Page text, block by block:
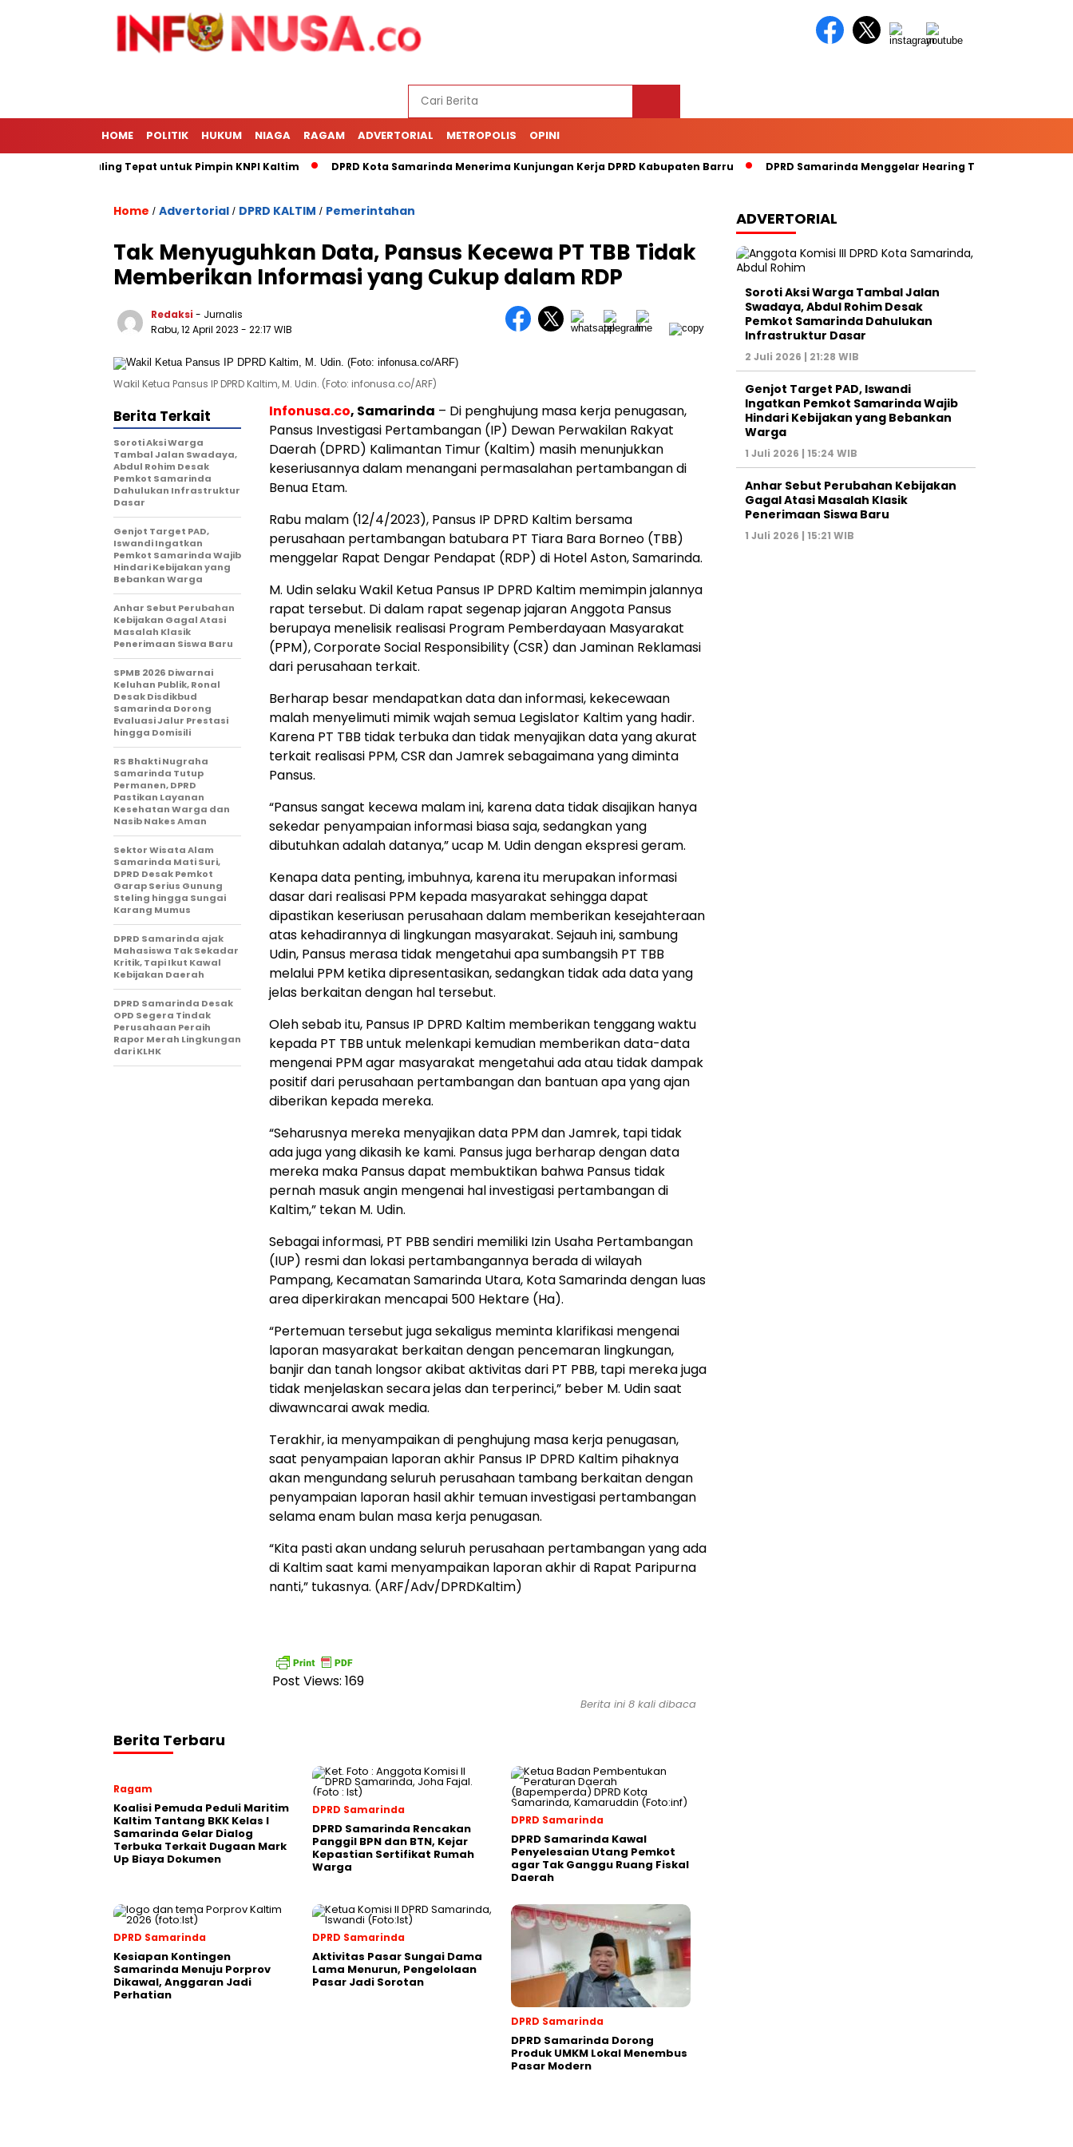
HOME POLITIK HUKUM NIAGA RAGAM ADVERTORIAL METROPOLIS OPINI
Afrizal Paling Tepat untuk Pimpin KNPI Kaltim DPRD Kota Samarinda Menerima Kunjungan Kerja DPRD Kabupaten Barru DPRD Samarinda Menggelar Hearing Terkait Kelangkaan
Home / Advertorial / DPRD KALTIM / Pemerintahan
Tak Menyuguhkan Data, Pansus Kecewa PT TBB Tidak
Memberikan Informasi yang Cukup dalam RDP
Redaksi - Jurnalis
Rabu, 12 April 2023 - 22:17 WIB
Wakil Ketua Pansus IP DPRD Kaltim, M. Udin. (Foto: infonusa.co/ARF)
Infonusa.co, Samarinda – Di penghujung masa kerja penugasan,
Pansus Investigasi Pertambangan (IP) Dewan Perwakilan Rakyat
Daerah (DPRD) Kalimantan Timur (Kaltim) masih menunjukkan
keseriusannya dalam menangani permasalahan pertambangan di
Benua Etam.
Rabu malam (12/4/2023), Pansus IP DPRD Kaltim bersama
perusahaan pertambangan batubara PT Tiara Bara Borneo (TBB)
menggelar Rapat Dengar Pendapat (RDP) di Hotel Aston, Samarinda.
M. Udin selaku Wakil Ketua Pansus IP DPRD Kaltim memimpin jalannya
rapat tersebut. Di dalam rapat segenap jajaran Anggota Pansus
berupaya menelisik realisasi Program Pemberdayaan Masyarakat
(PPM), Corporate Social Responsibility (CSR) dan Jaminan Reklamasi
dari perusahaan terkait.
Berharap besar mendapatkan data dan informasi, kekecewaan
malah menyelimuti mimik wajah semua Legislator Kaltim yang hadir.
Karena PT TBB tidak terbuka dan tidak menyajikan data yang akurat
terkait realisasi PPM, CSR dan Jamrek sebagaimana yang diminta
Pansus.
“Pansus sangat kecewa malam ini, karena data tidak disajikan hanya
sekedar penyampaian informasi biasa saja, sedangkan yang
dibutuhkan adalah datanya,” ucap M. Udin dengan ekspresi geram.
Kenapa data penting, imbuhnya, karena itu merupakan informasi
dasar dari realisasi PPM kepada masyarakat sehingga dapat
dipastikan keseriusan perusahaan dalam memberikan kesejahteraan
atas kehadirannya di lingkungan masyarakat. Sejauh ini, sambung
Udin, Pansus merasa tidak mengetahui apa sumbangsih PT TBB
melalui PPM ketika dipresentasikan, sedangkan tidak ada data yang
jelas berkaitan dengan hal tersebut.
Oleh sebab itu, Pansus IP DPRD Kaltim memberikan tenggang waktu
kepada PT TBB untuk melenkapi kemudian memberikan data-data
mengenai PPM agar masyarakat mengetahui ada atau tidak dampak
positif dari perusahaan pertambangan dan bantuan apa yang ajan
diberikan kepada mereka.
“Seharusnya mereka menyajikan data PPM dan Jamrek, tapi tidak
ada juga yang dikasih ke kami. Pansus juga berharap dengan data
mereka maka Pansus dapat membuktikan bahwa Pansus tidak
pernah masuk angin mengenai hal investigasi pertambangan di
Kaltim,” tekan M. Udin.
Sebagai informasi, PT PBB sendiri memiliki Izin Usaha Pertambangan
(IUP) resmi dan lokasi pertambangannya berada di wilayah
Pampang, Kecamatan Samarinda Utara, Kota Samarinda dengan luas
area diperkirakan mencapai 500 Hektare (Ha).
“Pertemuan tersebut juga sekaligus meminta klarifikasi mengenai
laporan masyarakat berkaitan dengan pencemaran lingkungan,
banjir dan tanah longsor akibat aktivitas dari PT PBB, tapi mereka juga
tidak menjelaskan secara jelas dan terperinci,” beber M. Udin saat
diwawncarai awak media.
Terakhir, ia menyampaikan di penghujung masa kerja penugasan,
saat penyampaian laporan akhir Pansus IP DPRD Kaltim pihaknya
akan mengundang seluruh perusahaan tambang berkaitan dengan
penyampaian laporan hasil akhir temuan investigasi pertambangan
selama enam bulan masa kerja penugasan.
“Kita pasti akan undang seluruh perusahaan pertambangan yang ada
di Kaltim saat kami menyampaikan laporan akhir di Rapat Paripurna
nanti,” tukasnya. (ARF/Adv/DPRDKaltim)
Post Views: 169
Berita Terkait
Soroti Aksi Warga
Tambal Jalan Swadaya,
Abdul Rohim Desak
Pemkot Samarinda
Dahulukan Infrastruktur
Dasar
Genjot Target PAD,
Iswandi Ingatkan
Pemkot Samarinda Wajib
Hindari Kebijakan yang
Bebankan Warga
Anhar Sebut Perubahan
Kebijakan Gagal Atasi
Masalah Klasik
Penerimaan Siswa Baru
SPMB 2026 Diwarnai
Keluhan Publik, Ronal
Desak Disdikbud
Samarinda Dorong
Evaluasi Jalur Prestasi
hingga Domisili
RS Bhakti Nugraha
Samarinda Tutup
Permanen, DPRD
Pastikan Layanan
Kesehatan Warga dan
Nasib Nakes Aman
Sektor Wisata Alam
Samarinda Mati Suri,
DPRD Desak Pemkot
Garap Serius Gunung
Steling hingga Sungai
Karang Mumus
DPRD Samarinda ajak
Mahasiswa Tak Sekadar
Kritik, Tapi Ikut Kawal
Kebijakan Daerah
DPRD Samarinda Desak
OPD Segera Tindak
Perusahaan Peraih
Rapor Merah Lingkungan
dari KLHK
Berita ini 8 kali dibaca
Berita Terbaru
Ragam
Koalisi Pemuda Peduli Maritim
Kaltim Tantang BKK Kelas I
Samarinda Gelar Dialog
Terbuka Terkait Dugaan Mark
Up Biaya Dokumen
DPRD Samarinda
DPRD Samarinda Rencakan
Panggil BPN dan BTN, Kejar
Kepastian Sertifikat Rumah
Warga
DPRD Samarinda
DPRD Samarinda Kawal
Penyelesaian Utang Pemkot
agar Tak Ganggu Ruang Fiskal
Daerah
DPRD Samarinda
Kesiapan Kontingen
Samarinda Menuju Porprov
Dikawal, Anggaran Jadi
Perhatian
DPRD Samarinda
Aktivitas Pasar Sungai Dama
Lama Menurun, Pengelolaan
Pasar Jadi Sorotan
DPRD Samarinda
DPRD Samarinda Dorong
Produk UMKM Lokal Menembus
Pasar Modern
ADVERTORIAL
Soroti Aksi Warga Tambal Jalan
Swadaya, Abdul Rohim Desak
Pemkot Samarinda Dahulukan
Infrastruktur Dasar
2 Juli 2026 | 21:28 WIB
Genjot Target PAD, Iswandi
Ingatkan Pemkot Samarinda Wajib
Hindari Kebijakan yang Bebankan
Warga
1 Juli 2026 | 15:24 WIB
Anhar Sebut Perubahan Kebijakan
Gagal Atasi Masalah Klasik
Penerimaan Siswa Baru
1 Juli 2026 | 15:21 WIB